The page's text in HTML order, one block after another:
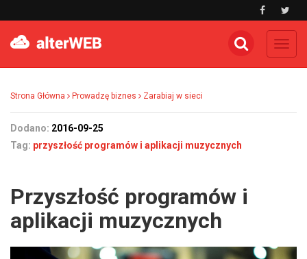
Strona Główna Prowadzę biznes Zarabiaj w sieci
Dodano: 2016-09-25
Tag: przyszłość programów i aplikacji muzycznych
Przyszłość programów i
aplikacji muzycznych